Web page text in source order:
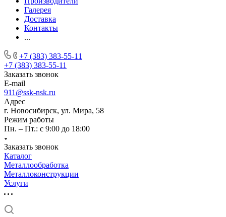
Галерея
Доставка
Контакты
...
+7 (383) 383-55-11
+7 (383) 383-55-11
Заказать звонок
E-mail
911@ssk-nsk.ru
Адрес
г. Новосибирск, ул. Мира, 58
Режим работы
Пн. – Пт.: с 9:00 до 18:00
Заказать звонок
Каталог
Металлообработка
Металлоконструкции
Услуги